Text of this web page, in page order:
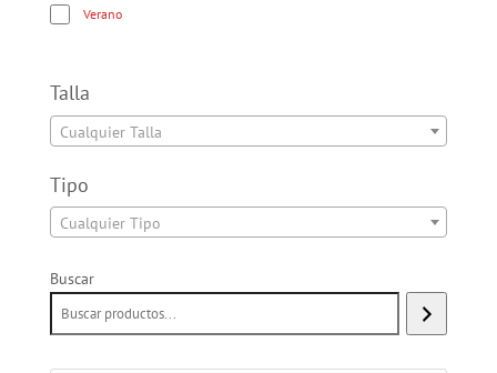
Verano
Talla
Cualquier Talla
Tipo
Cualquier Tipo
Buscar